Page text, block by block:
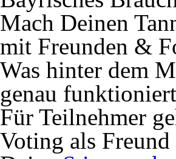
Mach Deinen
mit Freunden &
Was hinter dem
genau
Für Teilnehmer
Voting als